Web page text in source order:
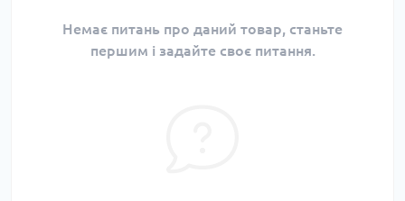
Немає питань про даний товар, станьте
першим і задайте своє питання.